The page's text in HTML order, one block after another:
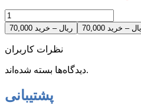
70,000 ریال – خرید
نظرات کاربران
دیدگاه‌ها بسته شده‌اند.
پشتیبانی